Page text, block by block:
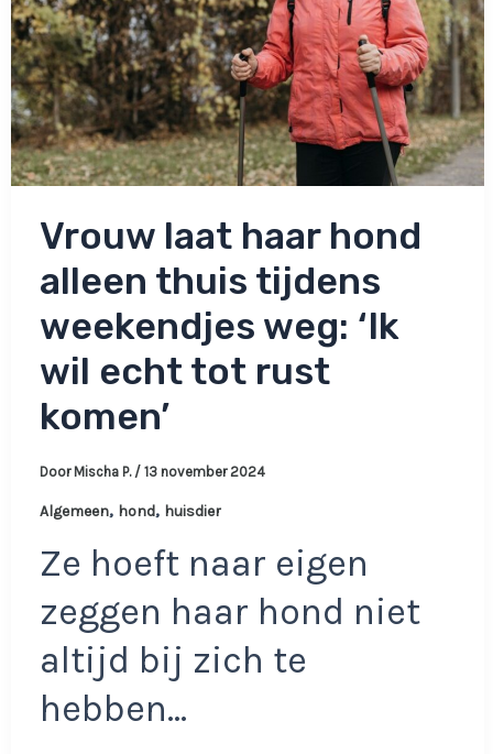
Vrouw laat haar hond
alleen thuis tijdens
weekendjes weg: ‘Ik
wil echt tot rust
komen’
Door Mischa P. / 13 november 2024
Algemeen, hond, huisdier
Ze hoeft naar eigen
zeggen haar hond niet
altijd bij zich te
hebben…